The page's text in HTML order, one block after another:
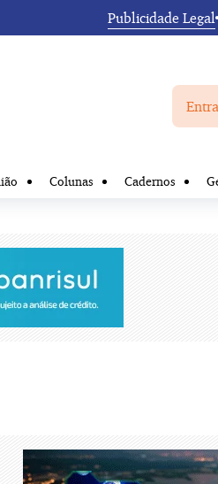
Publicidade Legal
Colunas Cadernos